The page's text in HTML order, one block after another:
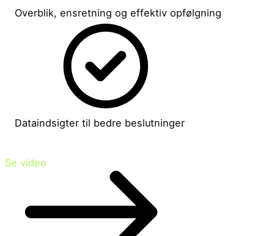
Overblik, ensretning og effektiv opfølgning
Dataindsigter til bedre beslutninger
Se video